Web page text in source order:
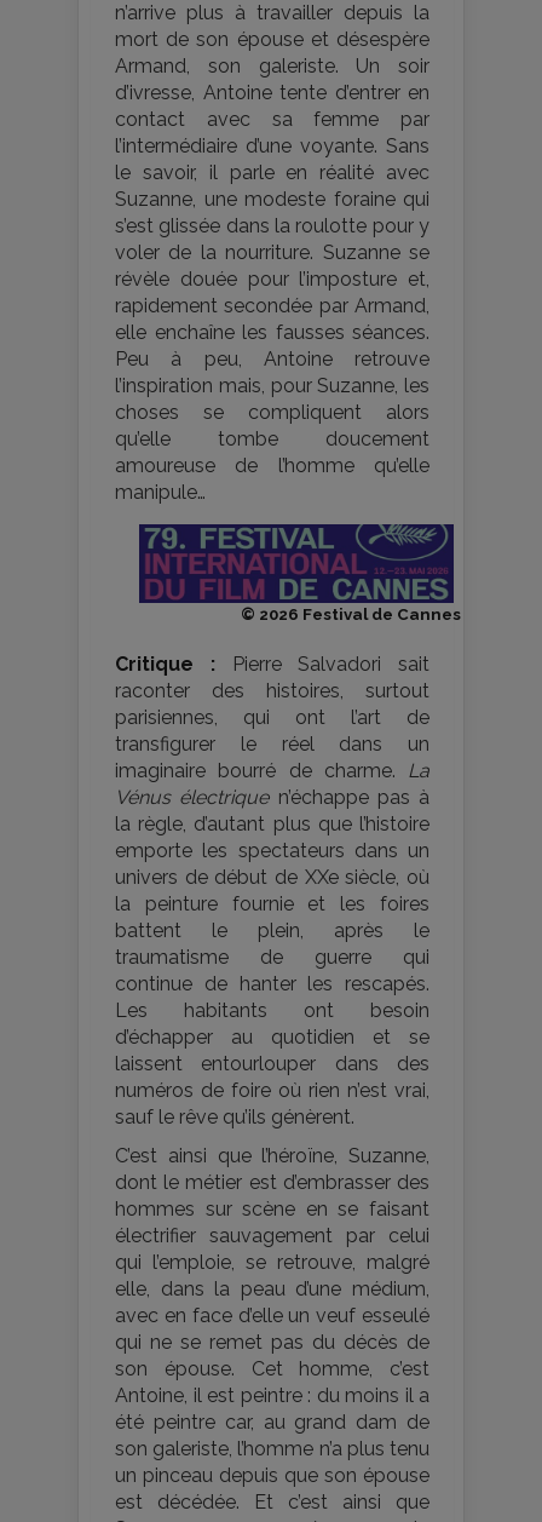
n’arrive plus à travailler depuis la
mort de son épouse et désespère
Armand, son galeriste. Un soir
d’ivresse, Antoine tente d’entrer en
contact avec sa femme par
l’intermédiaire d’une voyante. Sans
le savoir, il parle en réalité avec
Suzanne, une modeste foraine qui
s’est glissée dans la roulotte pour y
voler de la nourriture. Suzanne se
révèle douée pour l’imposture et,
rapidement secondée par Armand,
elle enchaîne les fausses séances.
Peu à peu, Antoine retrouve
l’inspiration mais, pour Suzanne, les
choses se compliquent alors
qu’elle tombe doucement
amoureuse de l’homme qu’elle
manipule…
© 2026 Festival de Cannes
Critique : Pierre Salvadori sait
raconter des histoires, surtout
parisiennes, qui ont l’art de
transfigurer le réel dans un
imaginaire bourré de charme. La
Vénus électriquen’échappe pas à
la règle, d’autant plus que l’histoire
emporte les spectateurs dans un
univers de début de XXe siècle, où
la peinture fournie et les foires
battent le plein, après le
traumatisme de guerre qui
continue de hanter les rescapés.
Les habitants ont besoin
d’échapper au quotidien et se
laissent entourlouper dans des
numéros de foire où rien n’est vrai,
sauf le rêve qu’ils génèrent.
C’est ainsi que l’héroïne, Suzanne,
dont le métier est d’embrasser des
hommes sur scène en se faisant
électrifier sauvagement par celui
qui l’emploie, se retrouve, malgré
elle, dans la peau d’une médium,
avec en face d’elle un veuf esseulé
qui ne se remet pas du décès de
son épouse. Cet homme, c’est
Antoine, il est peintre : du moins il a
été peintre car, au grand dam de
son galeriste, l’homme n’a plus tenu
un pinceau depuis que son épouse
est décédée. Et c’est ainsi que